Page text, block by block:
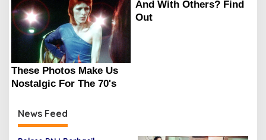
News Feed